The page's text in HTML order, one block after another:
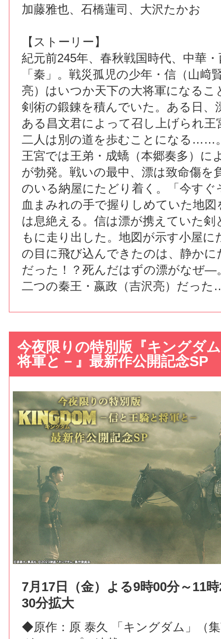
加藤雅也、石橋蓮司、大沢たかお
【ストーリー】
紀元前245年、春秋戦国時代、中華
「秦」。戦災孤児の少年・信（山﨑
亮）はいつか天下の大将軍になるこ
剣術の鍛錬を積んでいた。ある日、
ある昌文君によって召し上げられ王
二人は別の道を歩むことになる……
王宮では王弟・成蟜（本郷奏多）に
が勃発。戦いの最中、漂は致命傷を
のいる納屋にたどり着く。「今す
血まみれの手で握りしめていた地図
は息絶える。信は漂が携えていた剣
もに走り出した。地図が示す小屋に
の目に飛び込んできたのは、静か
だった！？死んだはずの漂がなぜ―
二つの秦王・嬴政（吉沢亮）だった
今夜限りの特別版『キングダ
将軍と－』最新作公開記念SP
7月17日（金）よる9時00分～
30分拡大
◆原作：原 泰久 「キングダム」（